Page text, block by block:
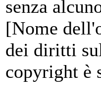
senza
[Nome
dei diritti
copyright è